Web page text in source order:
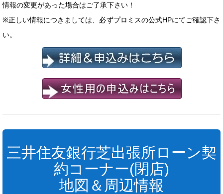
情報の変更があった場合はご了承下さい！
※正しい情報につきましては、必ずプロミスの公式HPにてご確認下さ
い。
三井住友銀行芝出張所ローン契
約コーナー(閉店)
地図＆周辺情報